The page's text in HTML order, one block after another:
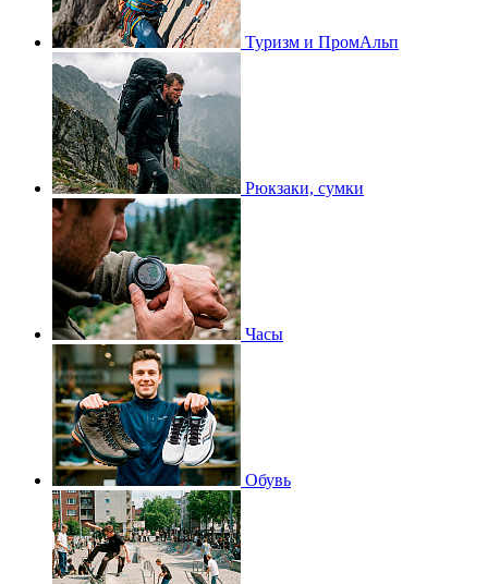
Туризм и ПромАльп
Рюкзаки, сумки
Часы
Обувь